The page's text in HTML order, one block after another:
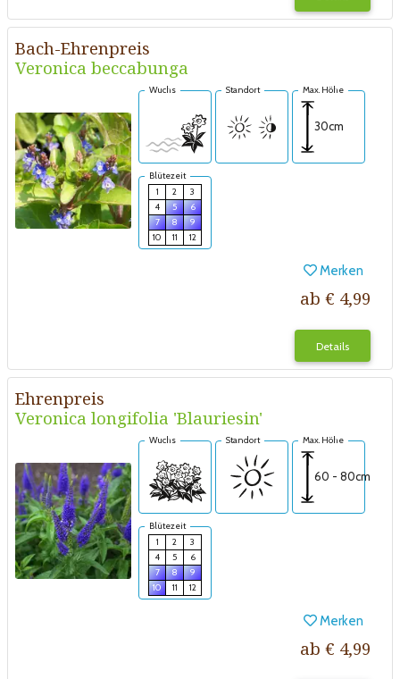
Bach-Ehrenpreis
Veronica beccabunga
Wuchs Standort Max. Höhe
30cm
Blütezeit
1
2
3
4
5
6
7
8
9
10
11 12
Merken
ab € 4,99
Details
Ehrenpreis
Veronica longifolia 'Blauriesin'
Wuchs Standort Max. Höhe
60 - 80cm
Blütezeit
1
2
3
4
5
6
7
8
9
10
11 12
Merken
ab € 4,99